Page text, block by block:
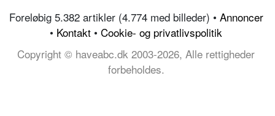
Foreløbig 5.382 artikler (4.774 med billeder) • Annoncer
• Kontakt • Cookie- og privatlivspolitik
Copyright © haveabc.dk 2003-2026, Alle rettigheder
forbeholdes.